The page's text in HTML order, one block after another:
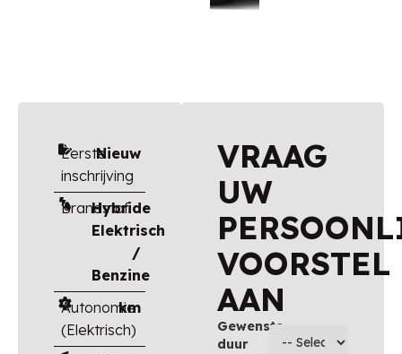
Eerste
inschrijving
Nieuw
Brandstof
Hybride
Elektrisch
/
Benzine
Autonomie
(Elektrisch)
km
VRAAG
UW
VOORSTEL
AAN
Gewenste
duur